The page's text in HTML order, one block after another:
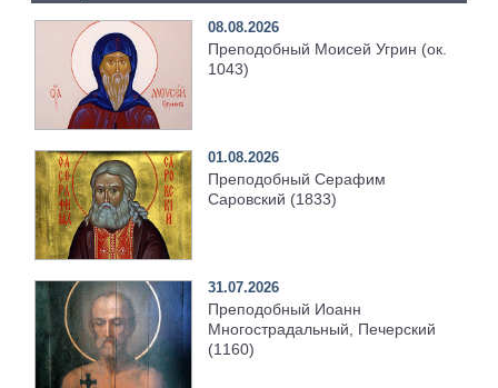
08.08.2026
Преподобный Моисей Угрин (ок.
1043)
01.08.2026
Преподобный Серафим
Саровский (1833)
31.07.2026
Преподобный Иоанн
Многострадальный, Печерский
(1160)